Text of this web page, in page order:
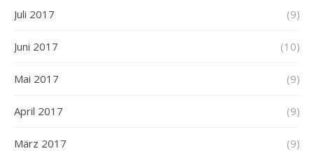
Juli 2017 (9)
Juni 2017 (10)
Mai 2017 (9)
April 2017 (9)
März 2017 (9)